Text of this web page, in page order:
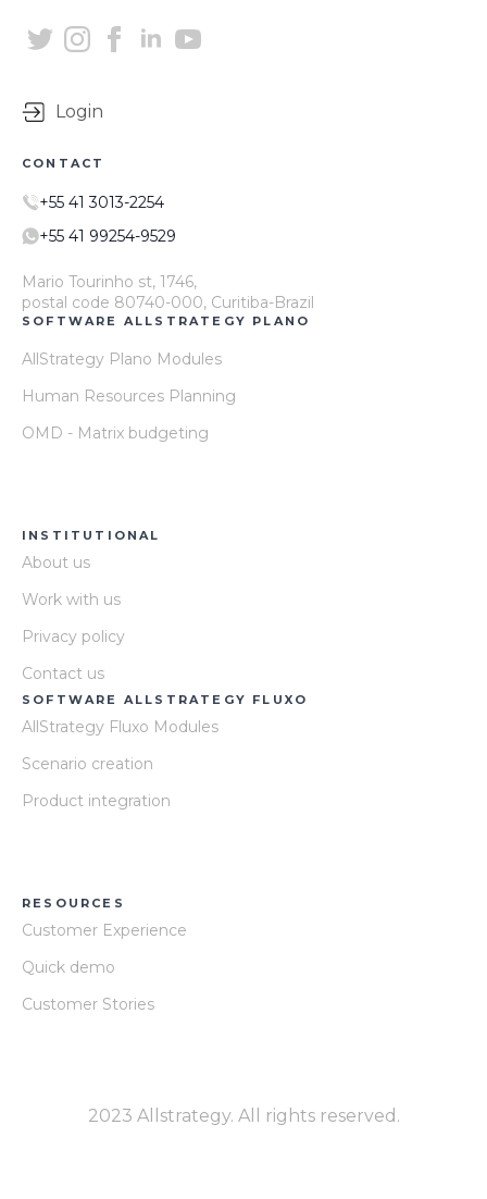
Login
CONTACT
+55 41 3013-2254
+55 41 99254-9529
Mario Tourinho st, 1746,
postal code 80740-000, Curitiba-Brazil
SOFTWARE ALLSTRATEGY PLANO
AllStrategy Plano Modules
Human Resources Planning
OMD - Matrix budgeting
INSTITUTIONAL
About us
Work with us
Privacy policy
Contact us
SOFTWARE ALLSTRATEGY FLUXO
AllStrategy Fluxo Modules
Scenario creation
Product integration
RESOURCES
Customer Experience
Quick demo
Customer Stories
2023 Allstrategy. All rights reserved.